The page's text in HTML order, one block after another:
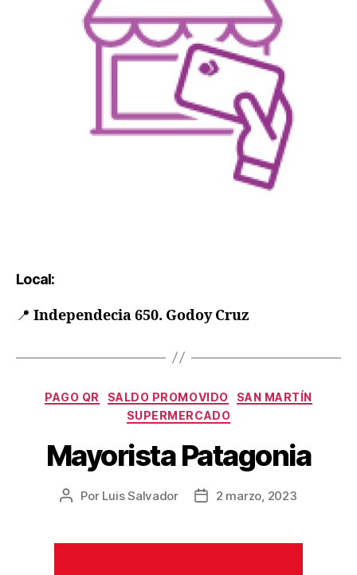
Local:
📍 Independecia 650. Godoy Cruz
PAGO QR SALDO PROMOVIDO
SAN MARTÍN
SUPERMERCADO
Mayorista Patagonia
Por Luis Salvador 2 marzo, 2023